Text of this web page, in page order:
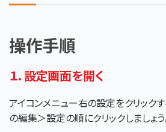
操作手順
１．設定画面を開く
アイコンメニュー右の設定をクリック
の編集＞設定の順にクリックしましょう